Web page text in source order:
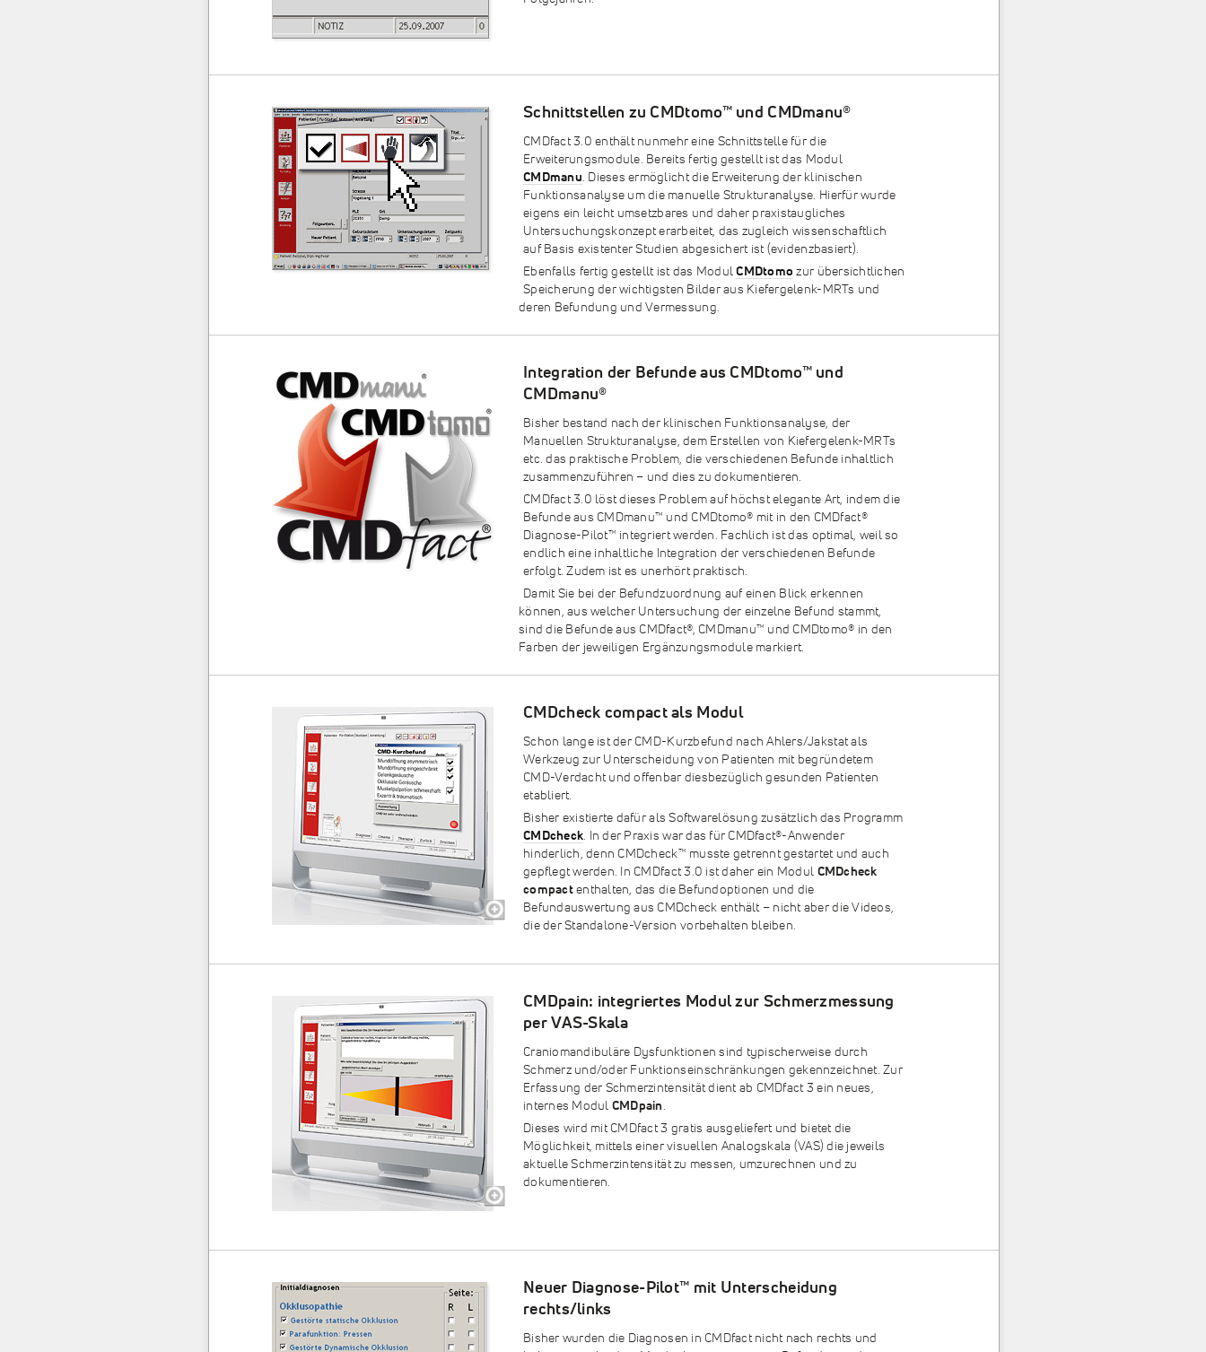
Schnittstellen zu CMDtomo™ und CMDmanu®
CMDfact 3.0 enthält nunmehr eine Schnittstelle für die
Erweiterungsmodule. Bereits fertig gestellt ist das Modul
CMDmanu. Dieses ermöglicht die Erweiterung der klinischen
Funktionsanalyse um die manuelle Strukturanalyse. Hierfür wurde
eigens ein leicht umsetzbares und daher praxistaugliches
Untersuchungskonzept erarbeitet, das zugleich wissenschaftlich
auf Basis existenter Studien abgesichert ist (evidenzbasiert).
Ebenfalls fertig gestellt ist das ModulCMDtomo zur übersichtlichen
Speicherung der wichtigsten Bilder aus Kiefergelenk-MRTs und
deren Befundung und Vermessung.
Integration der Befunde aus CMDtomo™ und
CMDmanu®
Bisher bestand nach der klinischen Funktionsanalyse, der
Manuellen Strukturanalyse, dem Erstellen von Kiefergelenk-MRTs
etc. das praktische Problem, die verschiedenen Befunde inhaltlich
zusammenzuführen – und dies zu dokumentieren.
CMDfact 3.0 löst dieses Problem auf höchst elegante Art, indem die
Befunde aus CMDmanu™ und CMDtomo® mit in den CMDfact®
Diagnose-Pilot™ integriert werden. Fachlich ist das optimal, weil so
endlich eine inhaltliche Integration der verschiedenen Befunde
erfolgt. Zudem ist es unerhört praktisch.
Damit Sie bei der Befundzuordnung auf einen Blick erkennen
können, aus welcher Untersuchung der einzelne Befund stammt,
sind die Befunde aus CMDfact®, CMDmanu™ und CMDtomo® in den
Farben der jeweiligen Ergänzungsmodule markiert.
CMDcheck compact als Modul
Schon lange ist der CMD-Kurzbefund nach Ahlers/Jakstat als
Werkzeug zur Unterscheidung von Patienten mit begründetem
CMD-Verdacht und offenbar diesbezüglich gesunden Patienten
etabliert.
Bisher existierte dafür als Softwarelösung zusätzlich das Programm
CMDcheck. In der Praxis war das für CMDfact®-Anwender
hinderlich, denn CMDcheck™ musste getrennt gestartet und auch
gepflegt werden. In CMDfact 3.0 ist daher ein Modul CMDcheck
compactenthalten, das die Befundoptionen und die
Befundauswertung aus CMDcheck enthält – nicht aber die Videos,
die der Standalone-Version vorbehalten bleiben.
CMDpain: integriertes Modul zur Schmerzmessung
per VAS-Skala
Craniomandibuläre Dysfunktionen sind typischerweise durch
Schmerz und/oder Funktionseinschränkungen gekennzeichnet. Zur
Erfassung der Schmerzintensität dient ab CMDfact 3 ein neues,
internes Modul CMDpain.
Dieses wird mit CMDfact 3 gratis ausgeliefert und bietet die
Möglichkeit, mittels einer visuellen Analogskala (VAS) die jeweils
aktuelle Schmerzintensität zu messen, umzurechnen und zu
dokumentieren.
Neuer Diagnose-Pilot™ mit Unterscheidung
rechts/links
Bisher wurden die Diagnosen in CMDfact nicht nach rechts und